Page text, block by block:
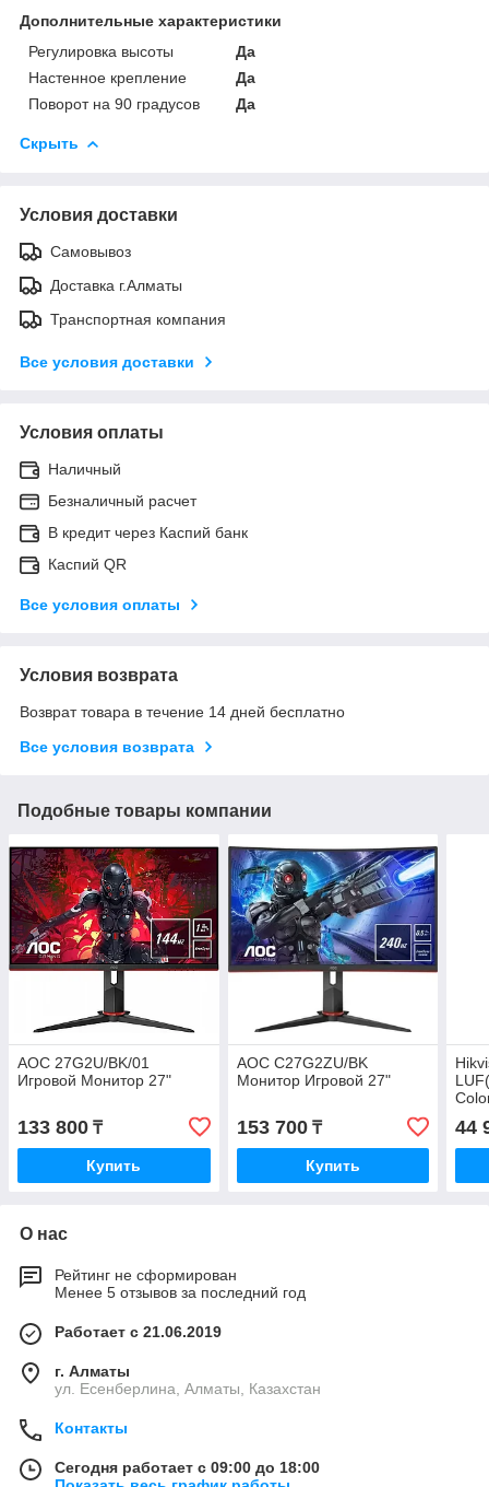
Дополнительные характеристики
Регулировка высоты
Да
Настенное крепление
Да
Поворот на 90 градусов
Да
Скрыть
Условия доставки
Самовывоз
Доставка г.Алматы
Транспортная компания
Все условия доставки
Условия оплаты
Наличный
Безналичный расчет
В кредит через Каспий банк
Каспий QR
Все условия оплаты
Условия возврата
Возврат товара в течение 14 дней бесплатно
Все условия возврата
Подобные товары компании
AOC 27G2U/BK/01
Игровой Монитор 27"
133 800 ₸
Купить
AOC C27G2ZU/BK
Монитор Игровой 27"
153 700₸
Купить
44
О нас
Рейтинг не сформирован
Менее 5 отзывов за последний год
Работает с 21.06.2019
г. Алматы
ул. Есенберлина, Алматы, Казахстан
Контакты
Сегодня работает с 09:00 до 18:00